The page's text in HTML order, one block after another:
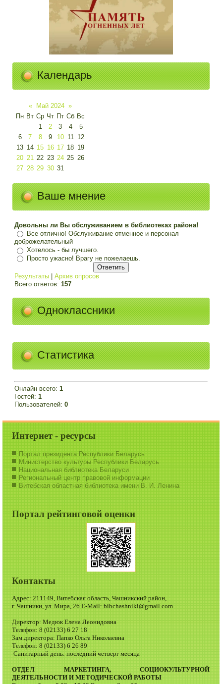
Календарь
« Май 2024 »
Пн Вт Ср Чт Пт Сб Вс
1
2 3 4
5
6
7 8 9 10 11
12
13 14 15 16 17 18 19
20 21 22 23 24 25 26
27 28 29 30 31
Ваше мнение
Довольны ли Вы обслуживанием в библиотеках района!
Все отлично! Обслуживание отменное и персонал
доброжелательный
Хотелось - бы лучшего.
Просто ужасно! Врагу не пожелаешь.
Результаты |Архив опросов
Всего ответов:157
Одноклассники
Статистика
Онлайн всего:1
Гостей:1
Пользователей:0
Интернет - ресурсы
Портал президента Республики Беларусь
Министерство культуры Республики Беларусь
Национальная библиотека Беларуси
Региональный центр правовой информации
Витебская областная библиотека имени В. И. Ленина
Портал рейтинговой оценки
Контакты
Адрес: 211149, Витебская область, Чашникский район,
г. Чашники, ул. Мира, 26 E-Mail: bibchashniki@gmail.com
Директор: Медюк Елена Леонидовна
Телефон: 8 (02133) 6 27 18
Зам.директора: Папко Ольга Николаевна
Телефон: 8 (02133) 6 26 89
Санитарный день: последний четверг месяца
ОТДЕЛ МАРКЕТИНГА, СОЦИОКУЛЬТУРНОЙ
ДЕЯТЕЛЬНОСТИ И МЕТОДИЧЕСКОЙ РАБОТЫ